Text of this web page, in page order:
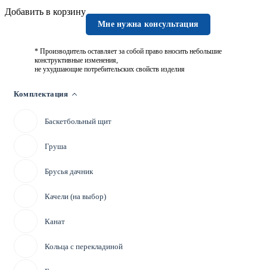
Добавить в корзину
Мне нужна консультация
* Производитель оставляет за собой право вносить небольшие
конструктивные изменения,
не ухудшающие потребительских свойств изделия
Комплектация
Баскетбольный щит
Груша
Брусья дачник
Качели (на выбор)
Канат
Кольца с перекладиной